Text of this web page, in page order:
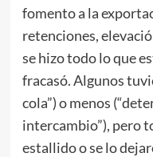
fomento a la
retenciones,
se hizo todo lo que
fracasó. Algunos
cola”) o menos
intercambio”), pero
estallido o se lo